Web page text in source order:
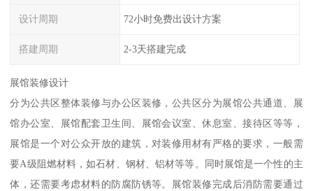
设计周期 72小时免费出设计方案
搭建周期 2-3天搭建完成
展馆装修设计
分为公共区整体装修与办公区装修，公共区分为展馆公共通道、展
馆办公室、展馆配套卫生间、展馆会议室、休息室、接待区等等，
展馆是一个对公众开放的建筑，对装修用材有严格的要求，一般需
要A级阻燃材料，如石材、钢材、铝材等等。同时展馆是一个性的主
体，还需要考虑材料的防腐防锈等。展馆装修完成后消防需要通过